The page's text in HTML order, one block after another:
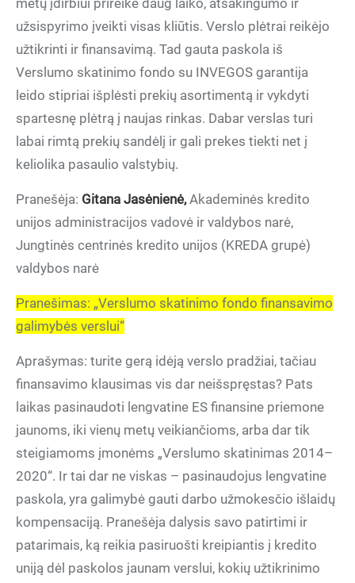
metų įdirbiui prireikė daug laiko, atsakingumo ir
užsispyrimo įveikti visas kliūtis. Verslo plėtrai reikėjo
užtikrinti ir finansavimą. Tad gauta paskola iš
Verslumo skatinimo fondo su INVEGOS garantija
leido stipriai išplėsti prekių asortimentą ir vykdyti
spartesnę plėtrą į naujas rinkas. Dabar verslas turi
labai rimtą prekių sandėlį ir gali prekes tiekti net į
keliolika pasaulio valstybių.
Pranešėja: Gitana Jasėnienė,Akademinės kredito
unijos administracijos vadovė ir valdybos narė,
Jungtinės centrinės kredito unijos (KREDA grupė)
valdybos narė
Pranešimas: „Verslumo skatinimo fondo finansavimo
galimybės verslui“
Aprašymas: turite gerą idėją verslo pradžiai, tačiau
finansavimo klausimas vis dar neišspręstas? Pats
laikas pasinaudoti lengvatine ES finansine priemone
jaunoms, iki vienų metų veikiančioms, arba dar tik
steigiamoms įmonėms „Verslumo skatinimas 2014–
2020“. Ir tai dar ne viskas – pasinaudojus lengvatine
paskola, yra galimybė gauti darbo užmokesčio išlaidų
kompensaciją. Pranešėja dalysis savo patirtimi ir
patarimais, ką reikia pasiruošti kreipiantis į kredito
uniją dėl paskolos jaunam verslui, kokių užtikrinimo